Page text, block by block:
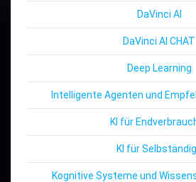
DaVinci AI
DaVinci AI CHAT
Deep Learning
Intelligente Agenten und
KI für
KI für
Kognitive Systeme und